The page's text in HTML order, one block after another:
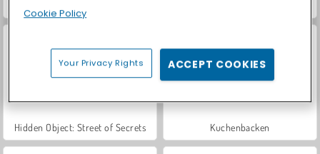
Hidden Object: Street of Secrets Kuchenbacken
Cookie Policy
Your Privacy Rights ACCEPT COOKIES